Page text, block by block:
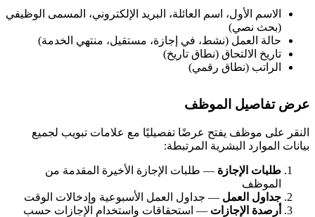
الاسم الأول، اسم العائلة، البريد الإلكتروني، المسمى الوظيفي
(بحث نصي)
حالة العمل (نشط، في إجازة، مستقيل، منتهي الخدمة)
تاريخ الالتحاق (نطاق تاريخ)
الراتب (نطاق رقمي)
تفاصيل الموظف
على موظف يفتح عرضًا تفصيليًا مع علامات تبويب لجميع
الموارد البشرية المرتبطة:
طلبات الإجازة — طلبات الإجازة الأخيرة المقدمة من
الموظف
جداول العمل— جداول العمل الأسبوعية وإدخالات الوقت
أرصدة الإجازات— استحقاقات واستخدام الإجازات حسب